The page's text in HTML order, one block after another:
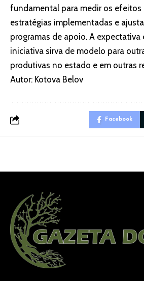
fundamental para medir os efeitos
estratégias implementadas e
programas de apoio. A expectativa
iniciativa sirva de modelo para
produtivas no estado e em outras
Autor: Kotova Belov
Facebook